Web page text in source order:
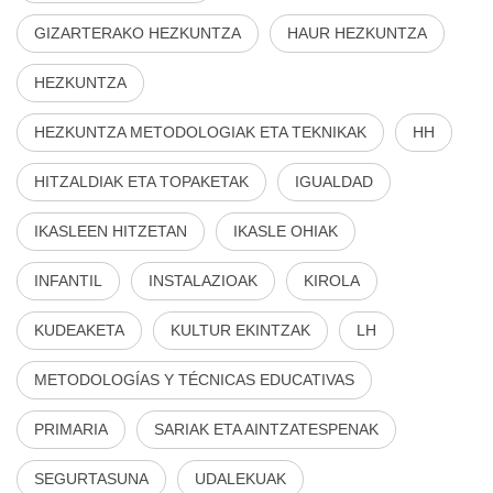
GIZARTERAKO HEZKUNTZA HAUR HEZKUNTZA
HEZKUNTZA
HEZKUNTZA METODOLOGIAK ETA TEKNIKAK HH
HITZALDIAK ETA TOPAKETAK IGUALDAD
IKASLEEN HITZETAN IKASLE OHIAK
INFANTIL INSTALAZIOAK KIROLA
KUDEAKETA KULTUR EKINTZAK LH
METODOLOGÍAS Y TÉCNICAS EDUCATIVAS
PRIMARIA SARIAK ETA AINTZATESPENAK
SEGURTASUNA UDALEKUAK